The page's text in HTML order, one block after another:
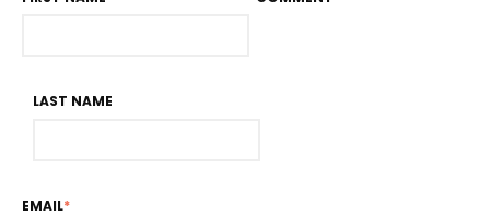
LAST NAME
EMAIL*